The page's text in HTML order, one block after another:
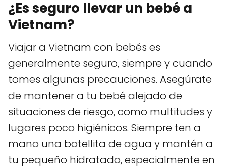
¿Es seguro llevar un bebé a
Vietnam?
Viajar a Vietnam con bebés es
generalmente seguro, siempre y cuando
tomes algunas precauciones. Asegúrate
de mantener a tu bebé alejado de
situaciones de riesgo, como multitudes y
lugares poco higiénicos. Siempre ten a
mano una botellita de agua y mantén a
tu pequeño hidratado, especialmente en